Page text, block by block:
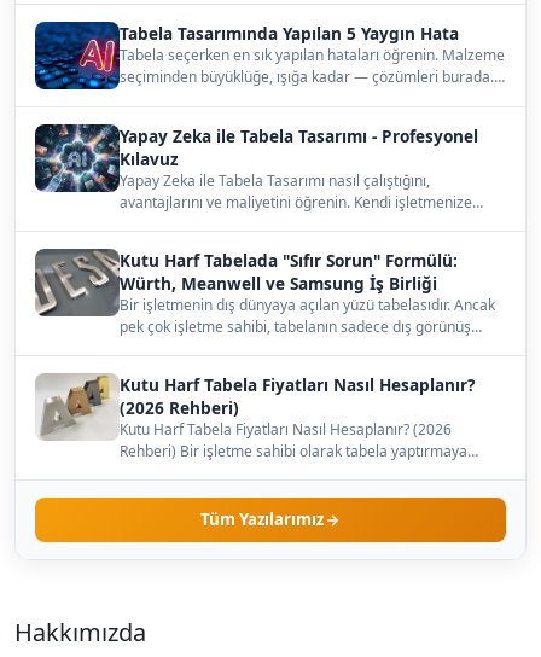
Tabela Tasarımında Yapılan 5 Yaygın Hata
Tabela seçerken en sık yapılan hataları öğrenin. Malzeme
seçiminden büyüklüğe, ışığa kadar — çözümleri burada.…
Yapay Zeka ile Tabela Tasarımı - Profesyonel
Kılavuz
Yapay Zeka ile Tabela Tasarımı nasıl çalıştığını,
avantajlarını ve maliyetini öğrenin. Kendi işletmenize
Kutu Harf Tabelada "Sıfır Sorun" Formülü:
Würth, Meanwell ve Samsung İş Birliği
Bir işletmenin dış dünyaya açılan yüzü tabelasıdır. Ancak
pek çok işletme sahibi, tabelanın sadece dış görünüş…
Kutu Harf Tabela Fiyatları Nasıl Hesaplanır?
(2026 Rehberi)
Kutu Harf Tabela Fiyatları Nasıl Hesaplanır? (2026
Rehberi) Bir işletme sahibi olarak tabela yaptırmaya
Tüm Yazılarımız
Hakkımızda